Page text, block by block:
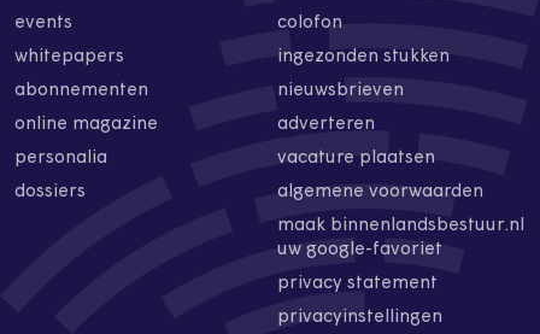
events
whitepapers
abonnementen
online magazine
personalia
dossiers
colofon
ingezonden stukken
nieuwsbrieven
adverteren
vacature plaatsen
algemene voorwaarden
maak binnenlandsbestuur.nl
uw google-favoriet
privacy statement
privacyinstellingen